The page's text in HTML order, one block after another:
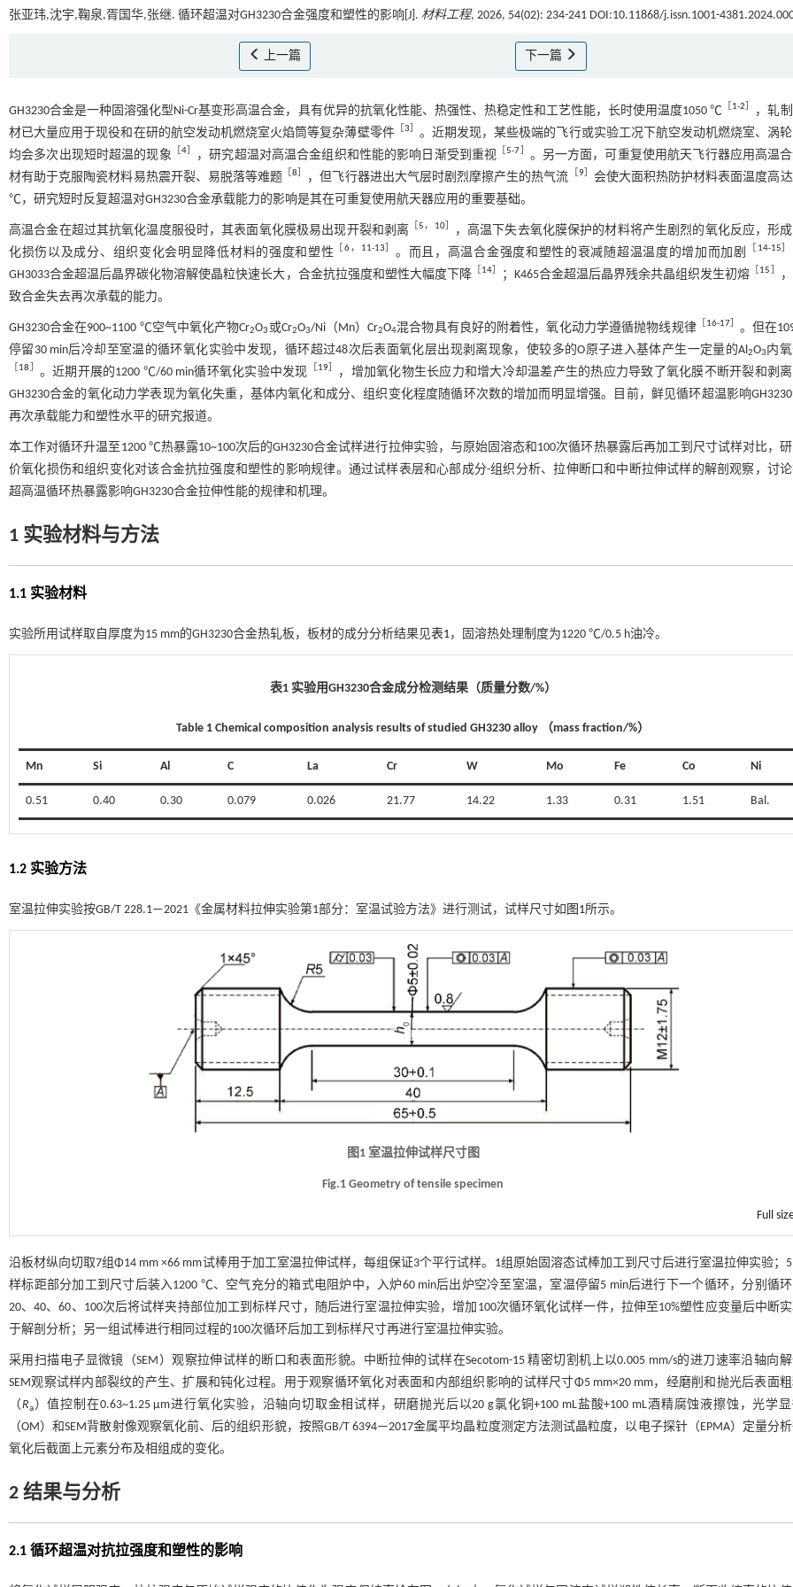
张亚玮,沈宇,鞠泉,胥国华,张继. 循环超温对GH3230合金强度和塑性的影响[J]. 材料工程, 2026, 54(02): 234-241 DOI:10.11868/j.issn.1001-
上一篇 下一篇
GH3230合金是一种固溶强化型Ni-Cr基变形高温合金，具有优异的抗氧化性能、热强性、热稳定性和工艺性能，长时使用温度1050 ℃ ［1-2］
，轧
材已大量应用于现役和在研的航空发动机燃烧室火焰筒等复杂薄壁零件 ［3］ 。近期发现，某些极端的飞行或实验工况下航空发动机燃烧室、涡
均会多次出现短时超温的现象 ［4］ ，研究超温对高温合金组织和性能的影响日渐受到重视 ［5-7］ 。另一方面，可重复使用航天飞行器应用高温
材有助于克服陶瓷材料易热震开裂、易脱落等难题 ［8］ ，但飞行器进出大气层时剧烈摩擦产生的热气流 ［9］ 会使大面积热防护材料表面温度高达
℃，研究短时反复超温对GH3230合金承载能力的影响是其在可重复使用航天器应用的重要基础。
高温合金在超过其抗氧化温度服役时，其表面氧化膜极易出现开裂和剥离 ［5， 10］
，高温下失去氧化膜保护的材料将产生剧烈的氧化反应，形
化损伤以及成分、组织变化会明显降低材料的强度和塑性
［6， 11-13］ 。而且，高温合金强度和塑性的衰减随超温温度的增加而加剧 ［ 14-15］
GH3033合金超温后晶界碳化物溶解使晶粒快速长大，合金抗拉强度和塑性大幅度下降［14］ ；K465合金超温后晶界残余共晶组织发生初熔 ［15］
致合金失去再次承载的能力。
GH3230合金在900~1100 ℃空气中氧化产物Cr2O3 或Cr2O3/Ni（Mn）Cr2O4混合物具有良好的附着性，氧化动力学遵循抛物线规律［16-17］ 。但在
停留30 min后冷却至室温的循环氧化实验中发现，循环超过48次后表面氧化层出现剥离现象，使较多的O原子进入基体产生一定量的Al2O3内
［18］ 。近期开展的1200 ℃/60 min循环氧化实验中发现 ［19］
，增加氧化物生长应力和增大冷却温差产生的热应力导致了氧化膜不断开裂和剥
GH3230合金的氧化动力学表现为氧化失重，基体内氧化和成分、组织变化程度随循环次数的增加而明显增强。目前，鲜见循环超温影响
再次承载能力和塑性水平的研究报道。
本工作对循环升温至1200 ℃热暴露10~100次后的GH3230合金试样进行拉伸实验，与原始固溶态和100次循环热暴露后再加工到尺寸试样对比，
价氧化损伤和组织变化对该合金抗拉强度和塑性的影响规律。通过试样表层和心部成分-组织分析、拉伸断口和中断拉伸试样的解剖观察，讨
超高温循环热暴露影响GH3230合金拉伸性能的规律和机理。
1 实验材料与方法
1.1 实验材料
实验所用试样取自厚度为15 mm的GH3230合金热轧板，板材的成分分析结果见表1，固溶热处理制度为1220 ℃/0.5 h油冷。
表1 实验用GH3230合金成分检测结果（质量分数/%）
Table 1 Chemical composition analysis results of studied GH3230 alloy （mass fraction/%）
Mn Si Al C La Cr W Mo Fe Co Ni
0.51 0.40 0.30 0.079 0.026 21.77 14.22 1.33 0.31 1.51 Bal.
1.2 实验方法
室温拉伸实验按GB/T 228.1—2021《金属材料拉伸实验第1部分：室温试验方法》进行测试，试样尺寸如 图1所示。
图1 室温拉伸试样尺寸图
Fig.1 Geometry of tensile specimen
Full
沿板材纵向切取7组Φ14 mm ×66 mm试棒用于加工室温拉伸试样，每组保证3个平行试样。1组原始固溶态试棒加工到尺寸后进行室温拉伸实验；
样标距部分加工到尺寸后装入1200 ℃、空气充分的箱式电阻炉中，入炉60 min后出炉空冷至室温，室温停留5 min后进行下一个循环，分别循环
20、40、60、100次后将试样夹持部位加工到标样尺寸，随后进行室温拉伸实验，增加100次循环氧化试样一件，拉伸至10%塑性应变量后中断
于解剖分析；另一组试棒进行相同过程的100次循环后加工到标样尺寸再进行室温拉伸实验。
采用扫描电子显微镜（SEM）观察拉伸试样的断口和表面形貌。中断拉伸的试样在Secotom-15 精密切割机上以0.005 mm/s的进刀速率沿轴向解
SEM观察试样内部裂纹的产生、扩展和钝化过程。用于观察循环氧化对表面和内部组织影响的试样尺寸Φ5 mm×20 mm，经磨削和抛光后表面
（Ra）值控制在0.63~1.25 μm进行氧化实验，沿轴向切取金相试样，研磨抛光后以20 g氯化铜+100 mL盐酸+100 mL酒精腐蚀液擦蚀，光学
（OM）和SEM背散射像观察氧化前、后的组织形貌，按照GB/T 6394—2017金属平均晶粒度测定方法测试晶粒度，以电子探针（EPMA）定量分
氧化后截面上元素分布及相组成的变化。
2 结果与分析
2.1 循环超温对抗拉强度和塑性的影响